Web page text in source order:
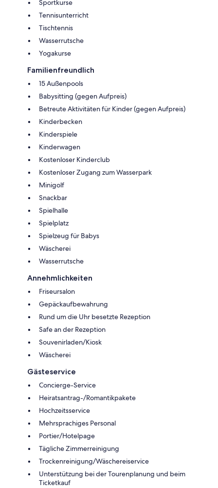
Sportkurse
Tennisunterricht
Tischtennis
Wasserrutsche
Yogakurse
Familienfreundlich
15 Außenpools
Babysitting (gegen Aufpreis)
Betreute Aktivitäten für Kinder (gegen Aufpreis)
Kinderbecken
Kinderspiele
Kinderwagen
Kostenloser Kinderclub
Kostenloser Zugang zum Wasserpark
Minigolf
Snackbar
Spielhalle
Spielplatz
Spielzeug für Babys
Wäscherei
Wasserrutsche
Annehmlichkeiten
Friseursalon
Gepäckaufbewahrung
Rund um die Uhr besetzte Rezeption
Safe an der Rezeption
Souvenirladen/Kiosk
Wäscherei
Gästeservice
Concierge-Service
Heiratsantrag-/Romantikpakete
Hochzeitsservice
Mehrsprachiges Personal
Portier/Hotelpage
Tägliche Zimmerreinigung
Trockenreinigung/Wäschereiservice
Unterstützung bei der Tourenplanung und beim
Ticketkauf